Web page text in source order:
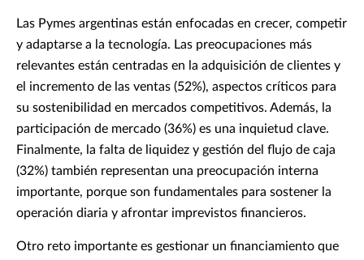
Las Pymes argentinas están enfocadas en crecer, competir
y adaptarse a la tecnología. Las preocupaciones más
relevantes están centradas en la adquisición de clientes y
el incremento de las ventas (52%), aspectos críticos para
su sostenibilidad en mercados competitivos. Además, la
participación de mercado (36%) es una inquietud clave.
Finalmente, la falta de liquidez y gestión del flujo de caja
(32%) también representan una preocupación interna
importante, porque son fundamentales para sostener la
operación diaria y afrontar imprevistos financieros.
Otro reto importante es gestionar un financiamiento que